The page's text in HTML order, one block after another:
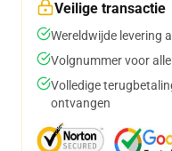
Veilige transactie
Wereldwijde levering
Volgnummer voor
Volledige
ontvangen